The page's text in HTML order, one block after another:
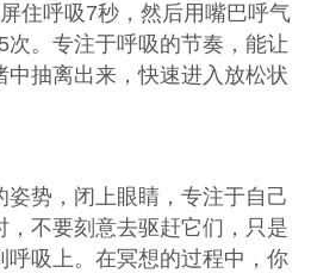
住呼吸7秒，然后用嘴巴呼气
次。专注于呼吸的节奏，能让
中抽离出来，快速进入放松状
姿势，闭上眼睛，专注于自己
，不要刻意去驱赶它们，只是
呼吸上。在冥想的过程中，你